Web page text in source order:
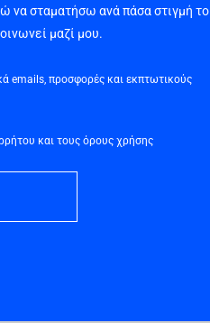
να σταματήσω ανά πάσα στιγμή το
μαζί μου.
emails, προσφορές και εκπτωτικούς
και τους όρους χρήσης